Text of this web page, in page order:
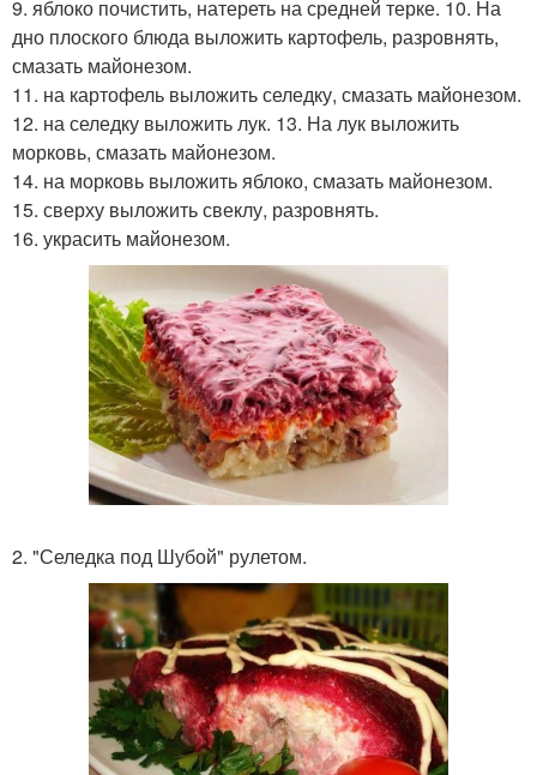
9. яблоко почистить, натереть на средней терке. 10. На
дно плоского блюда выложить картофель, разровнять,
смазать майонезом.
11. на картофель выложить селедку, смазать майонезом.
12. на селедку выложить лук. 13. На лук выложить
морковь, смазать майонезом.
14. на морковь выложить яблоко, смазать майонезом.
15. сверху выложить свеклу, разровнять.
16. украсить майонезом.
2. "Селедка под Шубой" рулетом.